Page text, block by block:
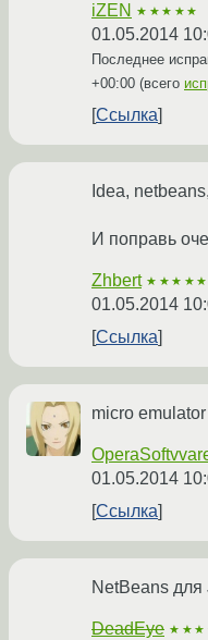
iZEN ★★★★★
01.05.2014
Последнее
+00:00 (всего
Ссылка
Idea,
И поправь
Zhbert ★★★★★
01.05.2014
Ссылка
micro emulator
01.05.2014
Ссылка
NetBeans для
DeadEye